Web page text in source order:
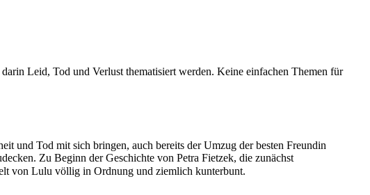
Leid, Tod und Verlust thematisiert werden. Keine einfachen Themen für
und Tod mit sich bringen, auch bereits der Umzug der besten Freundin
Zu Beginn der Geschichte von Petra Fietzek, die zunächst
von Lulu völlig in Ordnung und ziemlich kunterbunt.